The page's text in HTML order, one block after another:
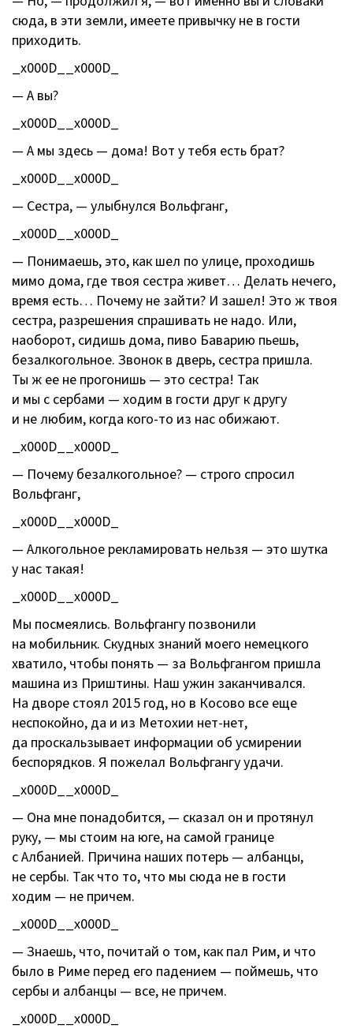
сюда, в эти земли, имеете привычку не в гости
приходить.
_x000D__x000D_
— А вы?
_x000D__x000D_
— А мы здесь — дома! Вот у тебя есть брат?
_x000D__x000D_
— Сестра, — улыбнулся Вольфганг,
_x000D__x000D_
— Понимаешь, это, как шел по улице, проходишь
мимо дома, где твоя сестра живет… Делать нечего,
время есть… Почему не зайти? И зашел! Это ж твоя
сестра, разрешения спрашивать не надо. Или,
наоборот, сидишь дома, пиво Баварию пьешь,
безалкогольное. Звонок в дверь, сестра пришла.
Ты ж ее не прогонишь — это сестра! Так
и мы с сербами — ходим в гости друг к другу
и не любим, когда кого-то из нас обижают.
_x000D__x000D_
— Почему безалкогольное? — строго спросил
Вольфганг,
_x000D__x000D_
— Алкогольное рекламировать нельзя — это шутка
у нас такая!
_x000D__x000D_
Мы посмеялись. Вольфгангу позвонили
на мобильник. Скудных знаний моего немецкого
хватило, чтобы понять — за Вольфгангом пришла
машина из Приштины. Наш ужин заканчивался.
На дворе стоял 2015 год, но в Косово все еще
неспокойно, да и из Метохии нет-нет,
да проскальзывает информации об усмирении
беспорядков. Я пожелал Вольфгангу удачи.
_x000D__x000D_
— Она мне понадобится, — сказал он и протянул
руку, — мы стоим на юге, на самой границе
с Албанией. Причина наших потерь — албанцы,
не сербы. Так что то, что мы сюда не в гости
ходим — не причем.
_x000D__x000D_
— Знаешь, что, почитай о том, как пал Рим, и что
было в Риме перед его падением — поймешь, что
сербы и албанцы — все, не причем.
_x000D__x000D_